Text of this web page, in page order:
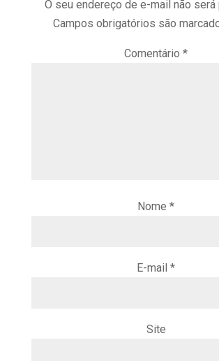
O seu endereço de e-mail não será
Campos obrigatórios são
Comentário*
Nome*
E-mail*
Site